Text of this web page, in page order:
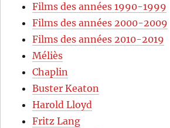
Films des années 1990-1999
Films des années 2000-2009
Films des années 2010-2019
Méliès
Chaplin
Buster Keaton
Harold Lloyd
Fritz Lang